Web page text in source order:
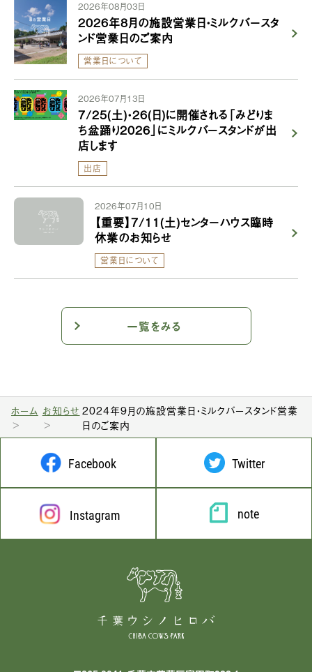
2026年08月03日
2026年8月の施設営業日・ミルクバースタ
ンド営業日のご案内
営業日について
2026年07月13日
7/25(土)・26(日)に開催される「みどりま
ち盆踊り2026」にミルクバースタンドが出
店します
出店
2026年07月10日
【重要】7/11(土)センターハウス臨時
休業のお知らせ
営業日について
一覧をみる
ホーム お知らせ 2024年9月の施設営業日・ミルクバースタンド営業
日のご案内
Facebook Twitter
Instagram note